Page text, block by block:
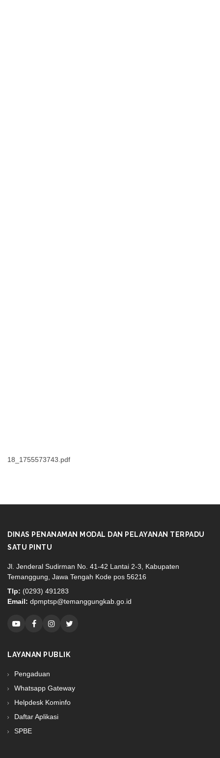
18_1755573743.pdf
DINAS PENANAMAN MODAL DAN PELAYANAN TERPADU
SATU PINTU
Jl. Jenderal Sudirman No. 41-42 Lantai 2-3, Kabupaten
Temanggung, Jawa Tengah Kode pos 56216
Tlp: (0293) 491283
Email: dpmptsp@temanggungkab.go.id
LAYANAN PUBLIK
Pengaduan
Whatsapp Gateway
Helpdesk Kominfo
Daftar Aplikasi
SPBE